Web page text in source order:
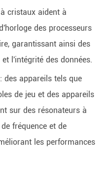
cristaux aident à
des processeurs
garantissant ainsi des
l'intégrité des données.
des appareils tels que
de jeu et des appareils
sur des résonateurs à
fréquence et de
les performances